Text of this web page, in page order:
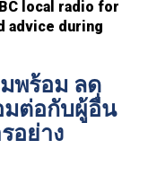
local radio for
advice during
พร้อม ลด
มต่อกับผู้อื่น
อย่าง